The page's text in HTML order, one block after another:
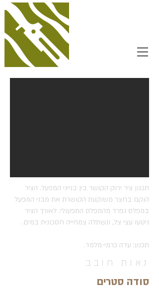
תכנון ציר ירוק הקושר בין בנייני המפעל. הציר
הוקם בחצר משוקעת הקושרת את מבני המפעל
במפלס נפרד מהמפלס התפעולי. לאורך הציר
ניטעו עצי צל, ונשתלה צמחייה חסכונית במים.
תכנון: עדה כרמי-מלמד.
נאות חובב
סודה סטרים